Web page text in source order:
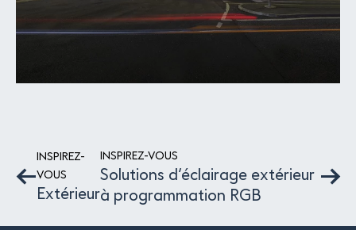
INSPIREZ-
VOUS
Extérieur
INSPIREZ-VOUS
Solutions d’éclairage extérieur
à programmation RGB